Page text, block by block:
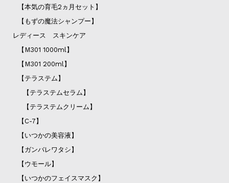
【本気の育毛2ヵ月セット】
【もずの魔法シャンプー】
レディース スキンケア
【M301 1000ml】
【M301 200ml】
【テラステム】
【テラステムセラム】
【テラステムクリーム】
【C-7】
【いつかの美容液】
【ガンバレワタシ】
【ウモール】
【いつかのフェイスマスク】